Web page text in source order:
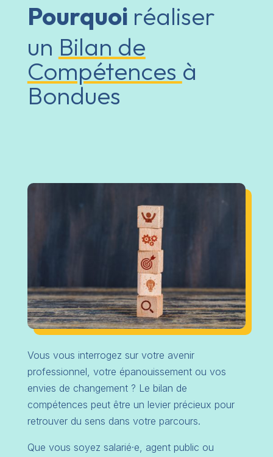
Pourquoi réaliser
un Bilan de
Compétences à
Bondues
Vous vous interrogez sur votre avenir
professionnel, votre épanouissement ou vos
envies de changement ? Le bilan de
compétences peut être un levier précieux pour
retrouver du sens dans votre parcours.
Que vous soyez salarié·e, agent public ou